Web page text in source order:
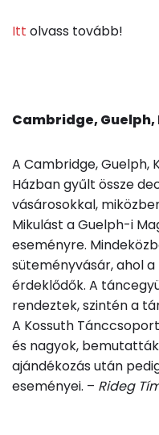
Itt olvass tovább!
Cambridge,
A Cambridge,
Házban gyűlt össze
vásárosokkal,
Mikulást a Guelph-i
eseményre.
süteményvásár, ahol
érdeklődők. A
rendeztek, szintén a
A Kossuth
és nagyok,
ajándékozás után
eseményei. – Rideg